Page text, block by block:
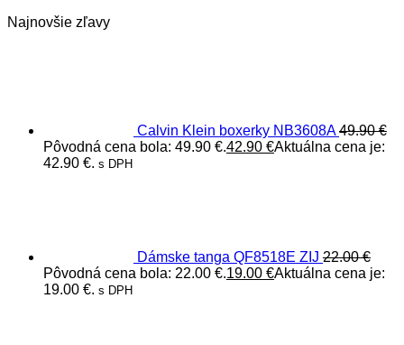
Najnovšie zľavy
Calvin Klein boxerky NB3608A 49.90€
Pôvodná cena bola: 49.90 €.42.90 €Aktuálna cena je:
42.90 €. s DPH
Dámske tanga QF8518E ZIJ 22.00€
Pôvodná cena bola: 22.00 €.19.00 €Aktuálna cena je:
19.00 €. s DPH